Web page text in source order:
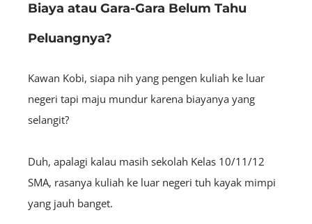
Biaya atau Gara-Gara Belum Tahu
Peluangnya?
Kawan Kobi, siapa nih yang pengen kuliah ke luar
negeri tapi maju mundur karena biayanya yang
selangit?
Duh, apalagi kalau masih sekolah Kelas 10/11/12
SMA, rasanya kuliah ke luar negeri tuh kayak mimpi
yang jauh banget.